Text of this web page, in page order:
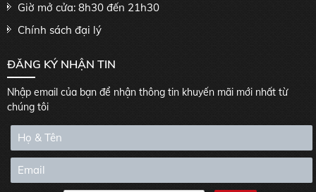
Giờ mở cửa: 8h30 đến 21h30
Chính sách đại lý
ĐĂNG KÝ NHẬN TIN
Nhập email của bạn để nhận thông tin khuyến mãi mới nhất từ
chúng tôi